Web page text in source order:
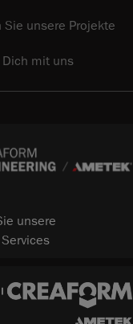
Sie unsere Projekte
mit uns
unsere